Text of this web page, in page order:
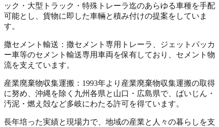
ック・大型トラック・特殊トレーラ迄のあらゆる車種を手配
可能とし、貨物に即した車輛と積み付けの提案をしていま
す。
撒セメント輸送 ：撒セメント専用トレーラ、ジェットパッカ
ー車等のセメント輸送専用車両を保有しており、セメント物
流を支えています。
産業廃棄物収集運搬 ：1993年より産業廃棄物収集運搬の取得
に努め、沖縄を除く九州各県と山口・広島県で、ばいじん・
汚泥・燃え殻など多岐にわたる許可を得ています。
長年培った実績と現場力で、地域の産業と人々の暮らしを支